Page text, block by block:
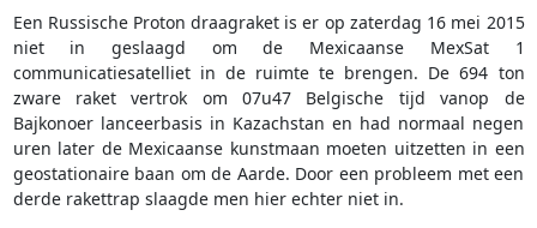
Een Russische Proton draagraket is er op zaterdag 16 mei 2015
niet in geslaagd om de Mexicaanse MexSat 1
communicatiesatelliet in de ruimte te brengen. De 694 ton
zware raket vertrok om 07u47 Belgische tijd vanop de
Bajkonoer lanceerbasis in Kazachstan en had normaal negen
uren later de Mexicaanse kunstmaan moeten uitzetten in een
geostationaire baan om de Aarde. Door een probleem met een
derde rakettrap slaagde men hier echter niet in.